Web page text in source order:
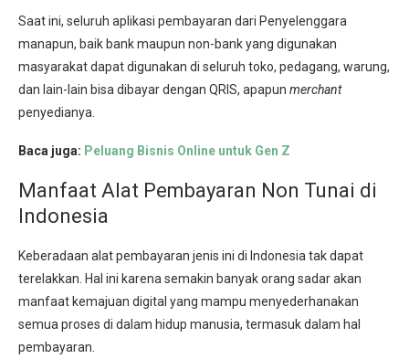
Saat ini, seluruh aplikasi pembayaran dari Penyelenggara
manapun, baik bank maupun non-bank yang digunakan
masyarakat dapat digunakan di seluruh toko, pedagang, warung,
dan lain-lain bisa dibayar dengan QRIS, apapun merchant
penyedianya.
Baca juga: Peluang Bisnis Online untuk Gen Z
Manfaat Alat Pembayaran Non Tunai di
Indonesia
Keberadaan alat pembayaran jenis ini di Indonesia tak dapat
terelakkan. Hal ini karena semakin banyak orang sadar akan
manfaat kemajuan digital yang mampu menyederhanakan
semua proses di dalam hidup manusia, termasuk dalam hal
pembayaran.